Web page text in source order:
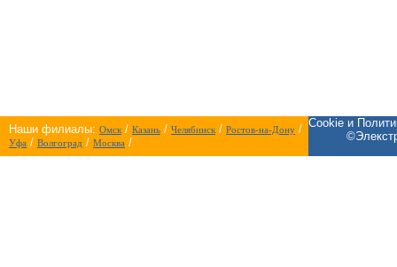
Наши филиалы: Омск/ Казань / Челябинск/ Ростов-на-Дону /
Уфа / Волгоград / Москва /
Cookie и